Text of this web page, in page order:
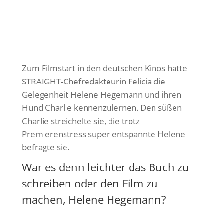
Zum Filmstart in den deutschen Kinos hatte
STRAIGHT-Chefredakteurin Felicia die
Gelegenheit Helene Hegemann und ihren
Hund Charlie kennenzulernen. Den süßen
Charlie streichelte sie, die trotz
Premierenstress super entspannte Helene
befragte sie.
War es denn leichter das Buch zu
schreiben oder den Film zu
machen, Helene Hegemann?